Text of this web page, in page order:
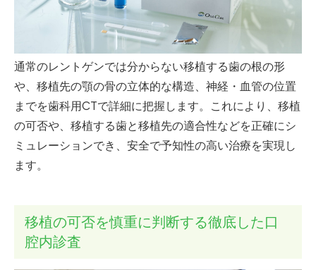
通常のレントゲンでは分からない移植する歯の根の形
や、移植先の顎の骨の立体的な構造、神経・血管の位置
までを歯科用CTで詳細に把握します。これにより、移植
の可否や、移植する歯と移植先の適合性などを正確にシ
ミュレーションでき、安全で予知性の高い治療を実現し
ます。
移植の可否を慎重に判断する徹底した口
腔内診査